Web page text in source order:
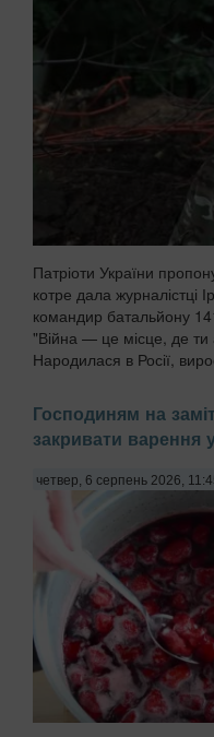
Патріоти України
котре дала журналістці
командир батальйону
"Війна — це місце, де
Народилася в Росії,
Господиням на
закривати варення
четвер, 6 серпень 2026,